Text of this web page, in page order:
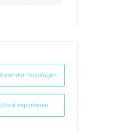
hinzufügen
exportieren